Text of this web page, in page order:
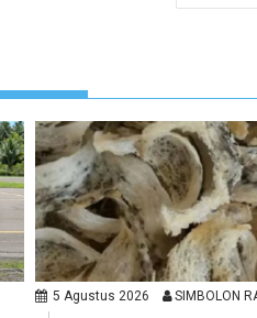
5 Agustus 2026
SIMBOLON